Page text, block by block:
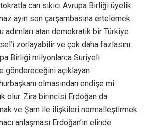
can sıkıcı Avrupa Birliği üyelik
ayın son çarşambasına ertelemek
adımları atan demokratik bir Türkiye
zorlayabilir ve çok daha fazlasını
Birliği milyonlarca Suriyeli
göndereceğini açıklayan
olmasından endişe mi
olur. Zira birincisi Erdoğan da
ve Şam ile ilişkileri normalleştirmek
anlaşması Erdoğan’ın elinde